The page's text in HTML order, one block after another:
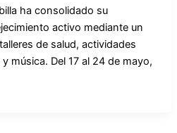
ha consolidado su
activo mediante un
de salud, actividades
música. Del 17 al 24 de mayo,